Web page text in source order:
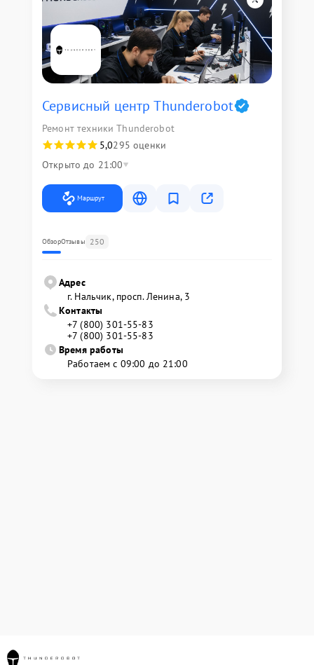
Сервисный центр Thunderobot
Ремонт техники Thunderobot
5,0295 оценки
Открыто до 21:00
Маршрут
ОбзорОтзывы 250
Адрес
г. Нальчик, просп. Ленина, 3
Контакты
+7 (800) 301-55-83
+7 (800) 301-55-83
Время работы
Работаем с 09:00 до 21:00